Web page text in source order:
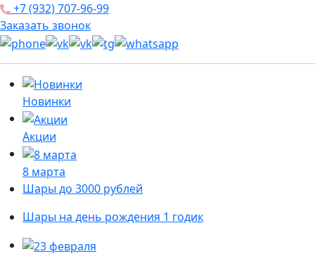
+7 (932) 707-96-99
Заказать звонок
Новинки
Акции
8 марта
Шары до 3000 рублей
Шары на день рождения 1 годик